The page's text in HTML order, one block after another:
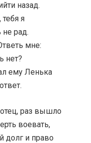
назад.
я
не рад.
мне:
нет?
ему Ленька
раз вышло
воевать,
долг и право